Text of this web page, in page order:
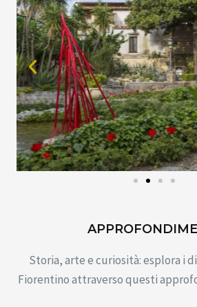
Storia, arte e curiosità: esplora i
Fiorentino attraverso questi